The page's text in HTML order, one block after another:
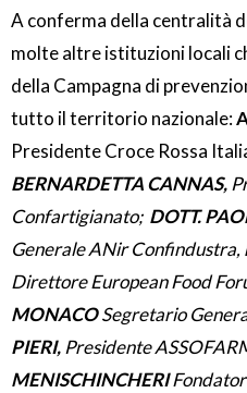
A conferma della centralità
molte altre istituzioni locali
della Campagna di
tutto il territorio nazionale:
Presidente Croce Rossa
BERNARDETTA CANNAS,
Confartigianato; DOTT.
Generale ANir Confindustra,
Direttore European Food
MONACOSegretario
PIERI, Presidente
MENISCHINCHERI